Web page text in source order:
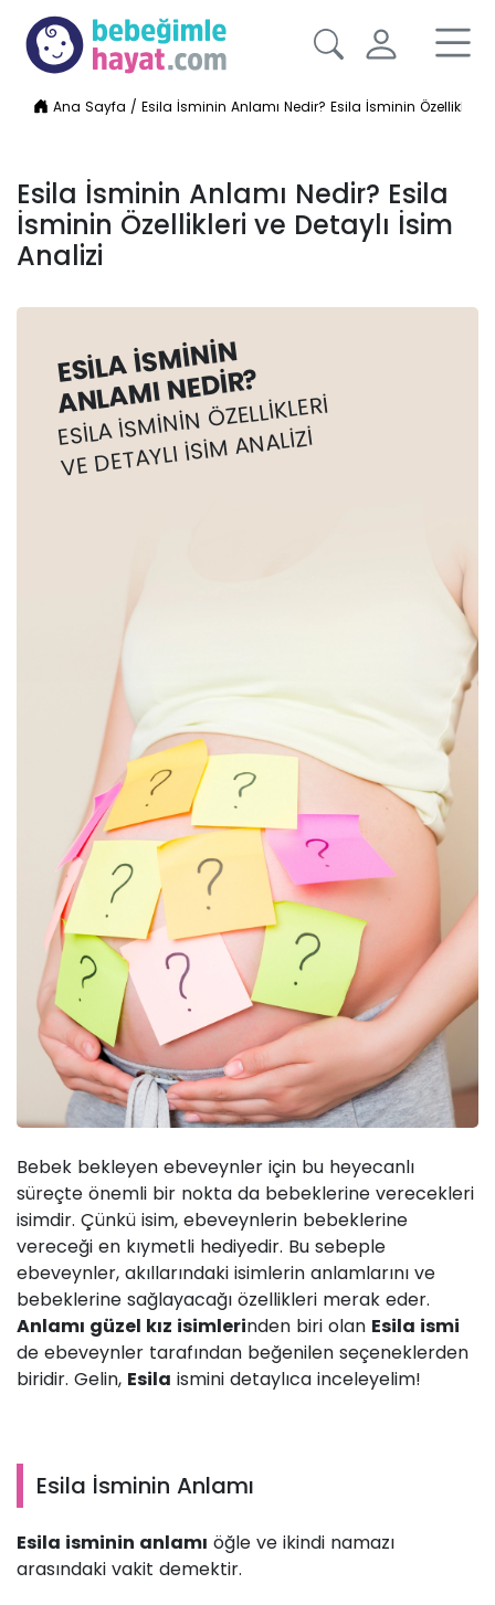
Ana Sayfa /Esila İsminin Anlamı Nedir? Esila İsminin Özellikleri
Esila İsminin Anlamı Nedir? Esila
İsminin Özellikleri ve Detaylı İsim
Analizi
ESILA İSMININ
ANLAMI NEDIR?
ESILA İSMININ ÖZELLIKLERI
VE DETAYLI İSIM ANALIZI
Bebek bekleyen ebeveynler için bu heyecanlı
süreçte önemli bir nokta da bebeklerine verecekleri
isimdir. Çünkü isim, ebeveynlerin bebeklerine
vereceği en kıymetli hediyedir. Bu sebeple
ebeveynler, akıllarındaki isimlerin anlamlarını ve
bebeklerine sağlayacağı özellikleri merak eder.
Anlamı güzel kız isimlerinden biri olan Esila ismi
de ebeveynler tarafından beğenilen seçeneklerden
biridir. Gelin, Esila ismini detaylıca inceleyelim!
Esila İsminin Anlamı
Esila isminin anlamı öğle ve ikindi namazı
arasındaki vakit demektir.